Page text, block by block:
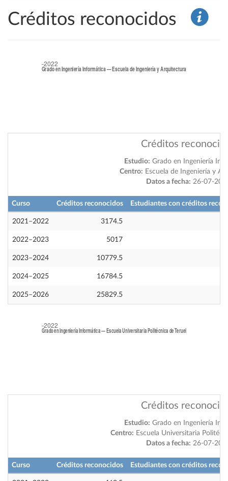
Créditos reconocidos
Créditos
Estudio: Grado en Ingeniería
Centro: Escuela de Ingeniería y
Datos a fecha: 26-07-
Curso Créditos reconocidos Estudiantes con créditos
2021–2022 3174.5
2022–2023 5017
2023–2024 10779.5
2024–2025 16784.5
2025–2026 25829.5
Créditos
Estudio: Grado en Ingeniería
Centro: Escuela Universitaria
Datos a fecha: 26-07-
Curso Créditos reconocidos Estudiantes con créditos